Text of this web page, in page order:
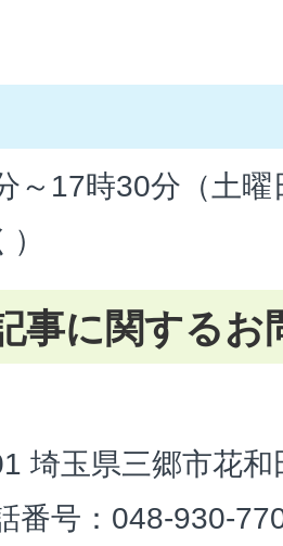
～17時30分（土
事に関するお
埼玉県三郷市花
番号：048-930-